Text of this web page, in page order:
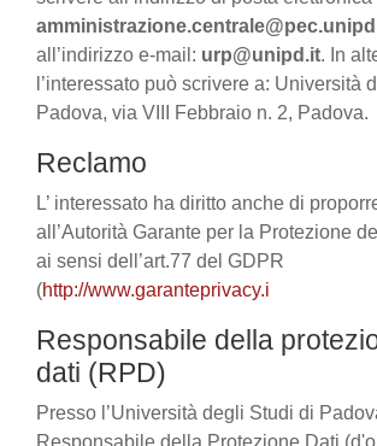
all’indirizzo e-mail: urp@unipd.it. In
l’interessato può scrivere a: Università
Padova, via VIII Febbraio n. 2, Padova.
Reclamo
L’ interessato ha diritto anche di
all’Autorità Garante per la Protezione
ai sensi dell’art.77 del GDPR
(http://www.garanteprivacy.i
Responsabile della
dati (RPD)
Presso l’Università degli Studi di
Responsabile della Protezione Dati